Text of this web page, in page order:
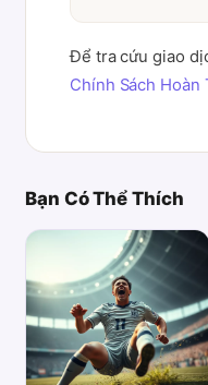
Để tra cứu giao
Chính Sách Hoàn
Bạn Có Thể Thích